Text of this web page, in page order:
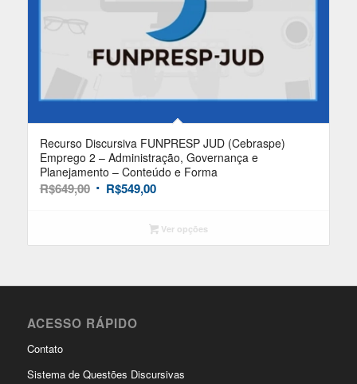
Recurso Discursiva FUNPRESP JUD (Cebraspe)
Emprego 2 – Administração, Governança e
Planejamento – Conteúdo e Forma
R$649,00 O
era:
R$549,00O
atual
é:
Ver opções
ACESSO RÁPIDO
Contato
Sistema de Questões Discursivas